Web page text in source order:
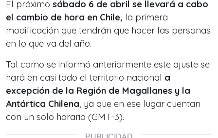
El próximo sábado 6 de abril se llevará a cabo
el cambio de hora en Chile, la primera
modificación que tendrán que hacer las personas
en lo que va del año.
Tal como se informó anteriormente este ajuste se
hará en casi todo el territorio nacional a
excepción de la Región de Magallanes y la
Antártica Chilena, ya que en ese lugar cuentan
con un solo horario (GMT-3).